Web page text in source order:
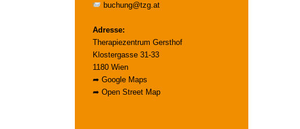
buchung@tzg.at
Adresse:
Therapiezentrum Gersthof
Klostergasse 31-33
1180 Wien
➦ Google Maps
➦ Open Street Map